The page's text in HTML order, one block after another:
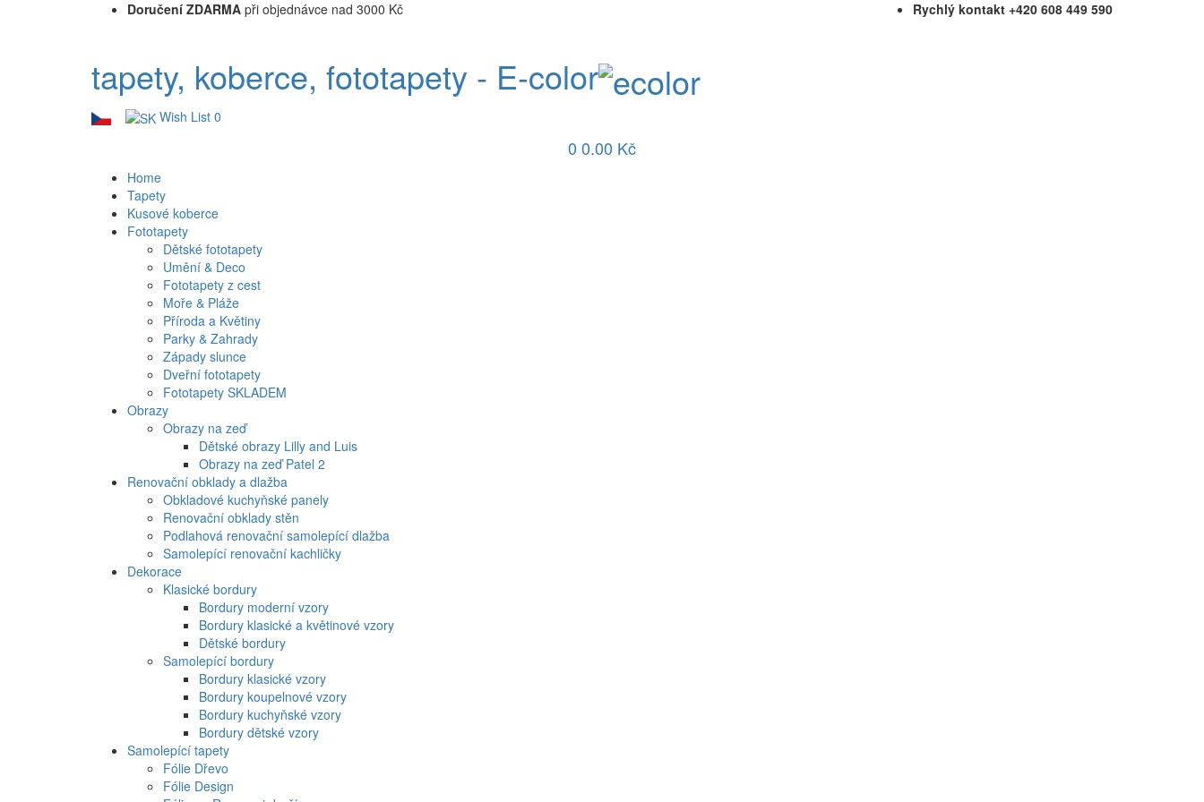
Doručení ZDARMA při objednávce nad 3000 Kč Rychlý kontakt +420 608 449 590
tapety, koberce, fototapety - E-color
Wish List 0
0 0.00 Kč
Home
Tapety
Kusové koberce
Fototapety
Dětské fototapety
Umění & Deco
Fototapety z cest
Moře & Pláže
Příroda a Květiny
Parky & Zahrady
Západy slunce
Dveřní fototapety
Fototapety SKLADEM
Obrazy
Obrazy na zeď
Dětské obrazy Lilly and Luis
Obrazy na zeď Patel 2
Renovační obklady a dlažba
Obkladové kuchyňské panely
Renovační obklady stěn
Podlahová renovační samolepící dlažba
Samolepící renovační kachličky
Dekorace
Klasické bordury
Bordury moderní vzory
Bordury klasické a květinové vzory
Dětské bordury
Samolepící bordury
Bordury klasické vzory
Bordury koupelnové vzory
Bordury kuchyňské vzory
Bordury dětské vzory
Samolepící tapety
Fólie Dřevo
Fólie Design